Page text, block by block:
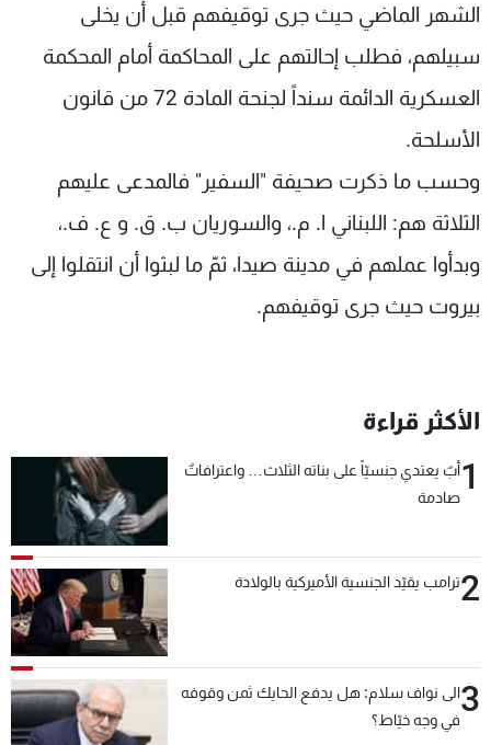
الشهر الماضي حيث جرى توقيفهم قبل أن يخلى
سبيلهم، فطلب إحالتهم على المحاكمة أمام المحكمة
العسكرية الدائمة سنداً لجنحة المادة 72 من قانون
الأسلحة.
وحسب ما ذكرت صحيفة "السفير" فالمدعى عليهم
الثلاثة هم: اللبناني ا. م.، والسوريان ب. ق. و ع. ف.،
وبدأوا عملهم في مدينة صيدا، ثمّ ما لبثوا أن انتقلوا إلى
بيروت حيث جرى توقيفهم.
الأكثر قراءة
1أبٌ يعتدي جنسيّاً على بناته الثلاث… واعترافاتٌ
صادمة
2ترامب يقيّد الجنسية الأميركية بالولادة
3الى نواف سلام: هل يدفع الحايك ثمن وقوفه
في وجه خيّاط؟
عن MTV
لاعلاناتكم
وظائف
شروط الإسـتخدام